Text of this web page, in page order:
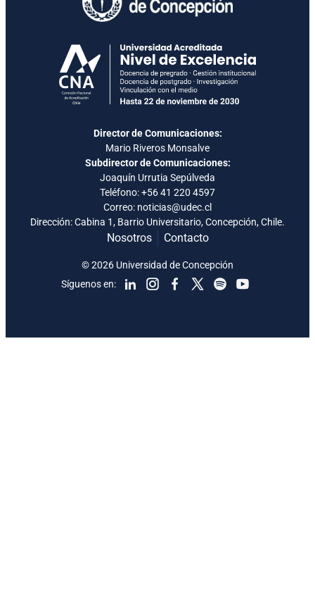
Director de Comunicaciones:
Mario Riveros Monsalve
Subdirector de Comunicaciones:
Joaquín Urrutia Sepúlveda
Teléfono:+56 41 220 4597
Correo: noticias@udec.cl
Dirección: Cabina 1, Barrio Universitario, Concepción, Chile.
Nosotros Contacto
Síguenos en:
© 2026 Universidad de Concepción